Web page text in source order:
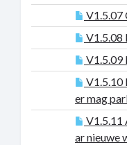
V1.5.07
V1.5.08
V1.5.09
V1.5.10
er mag
V1.5.11
ar nieuwe